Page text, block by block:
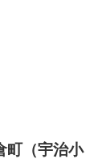
町（宇治小